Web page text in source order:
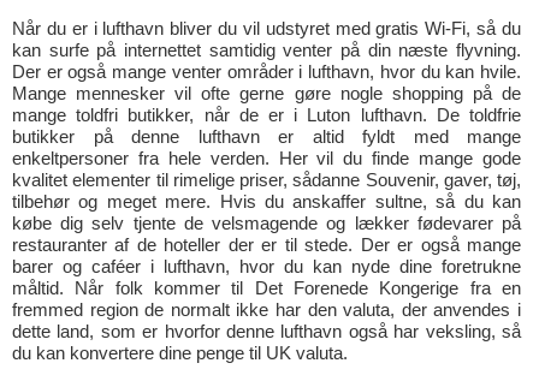
Når du er i lufthavn bliver du vil udstyret med gratis Wi-Fi, så du
kan surfe på internettet samtidig venter på din næste flyvning.
Der er også mange venter områder i lufthavn, hvor du kan hvile.
Mange mennesker vil ofte gerne gøre nogle shopping på de
mange toldfri butikker, når de er i Luton lufthavn. De toldfrie
butikker på denne lufthavn er altid fyldt med mange
enkeltpersoner fra hele verden. Her vil du finde mange gode
kvalitet elementer til rimelige priser, sådanne Souvenir, gaver, tøj,
tilbehør og meget mere. Hvis du anskaffer sultne, så du kan
købe dig selv tjente de velsmagende og lækker fødevarer på
restauranter af de hoteller der er til stede. Der er også mange
barer og caféer i lufthavn, hvor du kan nyde dine foretrukne
måltid. Når folk kommer til Det Forenede Kongerige fra en
fremmed region de normalt ikke har den valuta, der anvendes i
dette land, som er hvorfor denne lufthavn også har veksling, så
du kan konvertere dine penge til UK valuta.